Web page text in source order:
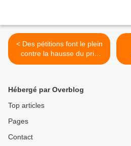
< Des pétitions font le plein
contre la hausse du prix
des carburants
Hébergé par Overblog
Top articles
Pages
Contact